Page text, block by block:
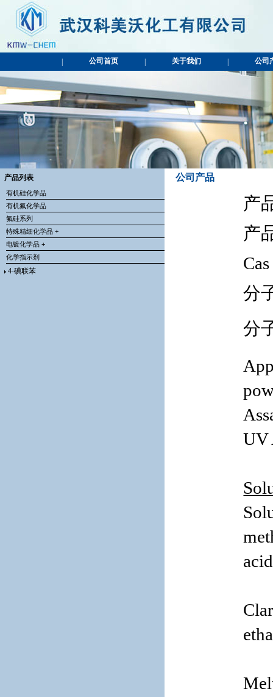
公司首页 关于我们 公司
产品列表
有机硅化学品
有机氟化学品
氟硅系列
特殊精细化学品 +
电镀化学品 +
化学指示剂
4-碘联苯
公司产品
产
产
分
分
UV